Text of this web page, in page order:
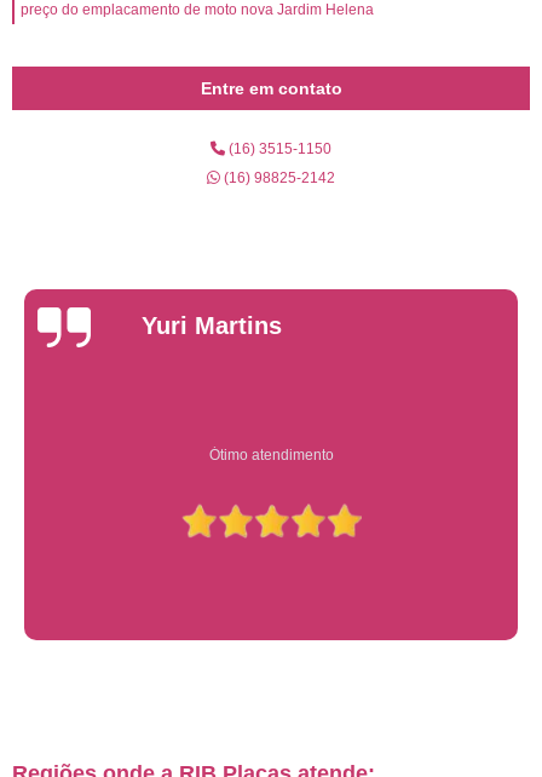
preço do emplacamento de moto nova Jardim Helena
Entre em contato
(16) 3515-1150
(16) 98825-2142
Yuri Martins
Ótimo atendimento